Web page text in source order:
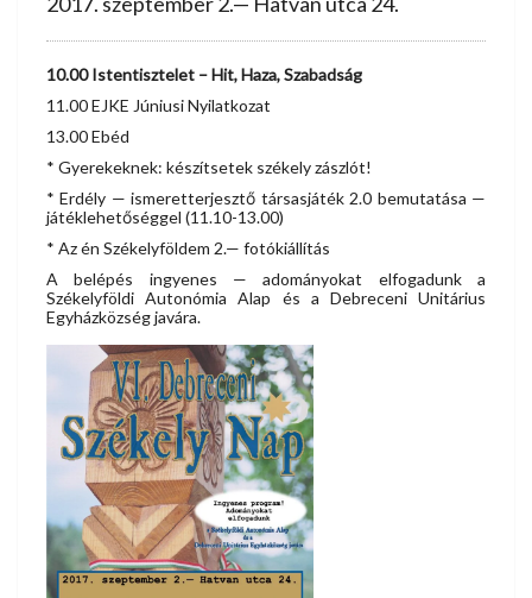
10.00 Istentisztelet – Hit, Haza, Szabadság
11.00 EJKE Júniusi Nyilatkozat
13.00 Ebéd
* Gyerekeknek: készítsetek székely zászlót!
* Erdély — ismeretterjesztő társasjáték 2.0 bemutatása —
játéklehetőséggel (11.10-13.00)
* Az én Székelyföldem 2.— fotókiállítás
A belépés ingyenes — adományokat elfogadunk a
Székelyföldi Autonómia Alap és a Debreceni Unitárius
Egyházközség javára.